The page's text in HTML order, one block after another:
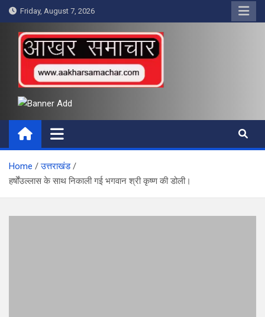
Skip
to
content
Friday, August 7, 2026
आखर समाचार
Home
उत्तराखंड
हर्षोंउल्लास के साथ निकाली गई भगवान श्री कृष्ण की डोली।